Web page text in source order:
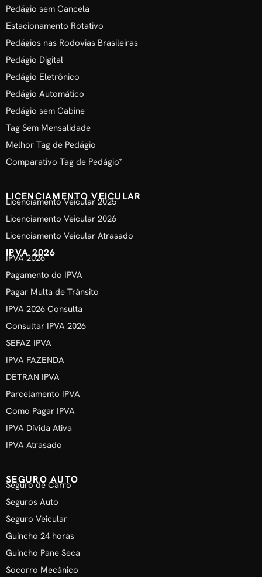
Pedágio sem Cancela
Estacionamento Rotativo
Pedágios nas Rodovias Brasileiras
Pedágio Digital
Pedágio Eletrônico
Pedágio Automático
Pedágio sem Cabine
Tag Sem Mensalidade
Melhor Tag de Pedágio
Comparativo Tag de Pedágio*
LICENCIAMENTO VEICULAR
Licenciamento Veicular 2025
Licenciamento Veicular 2026
Licenciamento Veicular Atrasado
IPVA 2026
IPVA 2026
Pagamento do IPVA
Pagar Multa de Trânsito
IPVA 2026 Consulta
Consultar IPVA 2026
SEFAZ IPVA
IPVA FAZENDA
DETRAN IPVA
Parcelamento IPVA
Como Pagar IPVA
IPVA Dívida Ativa
IPVA Atrasado
SEGURO AUTO
Seguro de Carro
Seguros Auto
Seguro Veicular
Guincho 24 horas
Guincho Pane Seca
Socorro Mecânico